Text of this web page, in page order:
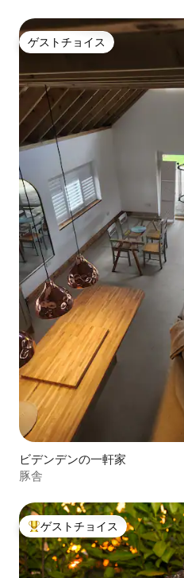
ゲストチョイス
ゲストチョイス
ビデンデンの一軒家
豚舎
大好評のゲストチョイスです。
ゲストチョイス